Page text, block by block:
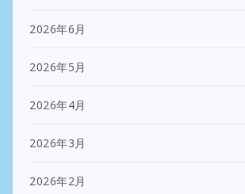
2026年6月
2026年5月
2026年4月
2026年3月
2026年2月